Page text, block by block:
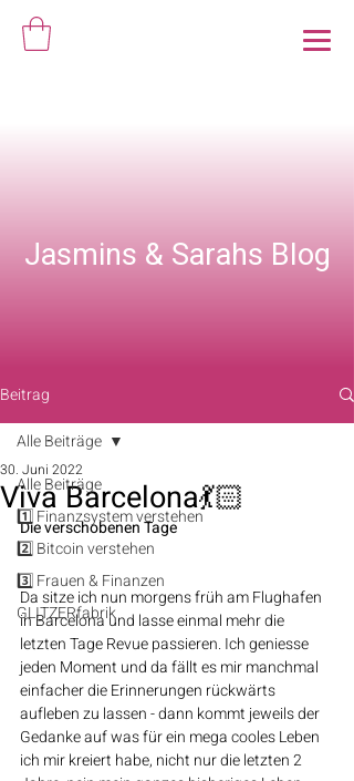
Jasmins & Sarahs Blog
Beitrag
Alle Beiträge
1️⃣ Finanzsystem verstehen
2️⃣ Bitcoin verstehen
3️⃣ Frauen & Finanzen
GLITZERfabrik
Alle Beiträge
Viva Barcelona💃🏻
30. Juni 2022
Die verschobenen Tage
Da sitze ich nun morgens früh am Flughafen
in Barcelona und lasse einmal mehr die
letzten Tage Revue passieren. Ich geniesse
jeden Moment und da fällt es mir manchmal
einfacher die Erinnerungen rückwärts
aufleben zu lassen - dann kommt jeweils der
Gedanke auf was für ein mega cooles Leben
ich mir kreiert habe, nicht nur die letzten 2